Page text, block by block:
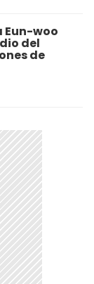
Eun-woo
del
de